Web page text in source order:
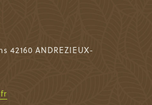
42160 ANDREZIEUX-